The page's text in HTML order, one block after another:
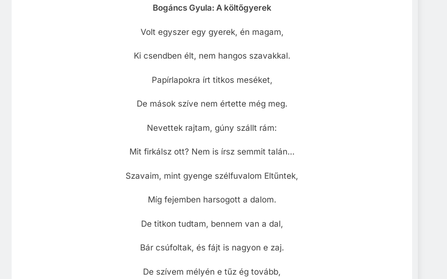
Bogáncs Gyula: A költőgyerek
Volt egyszer egy gyerek, én magam,
Ki csendben élt, nem hangos szavakkal.
Papírlapokra írt titkos meséket,
De mások szíve nem értette még meg.
Nevettek rajtam, gúny szállt rám:
Mit firkálsz ott? Nem is írsz semmit talán…
Szavaim, mint gyenge szélfuvalom Eltűntek,
Míg fejemben harsogott a dalom.
De titkon tudtam, bennem van a dal,
Bár csúfoltak, és fájt is nagyon e zaj.
De szívem mélyén e tűz ég tovább,